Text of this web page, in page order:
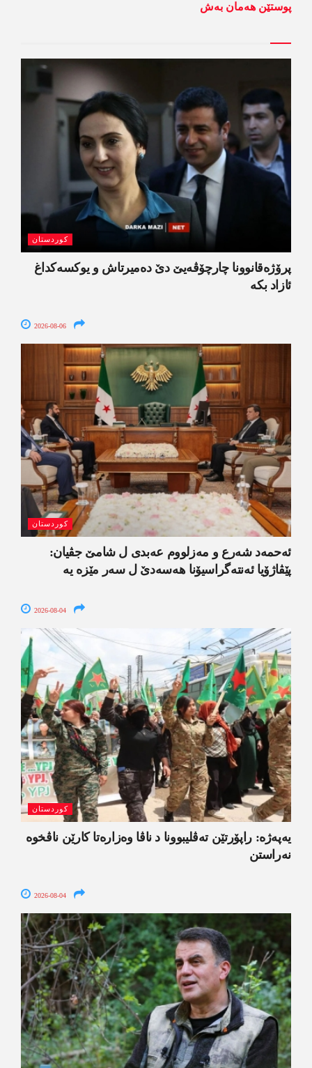
پوستێن ھەمان بەش
کوردستان
پرۆژەقانوونا چارچۆڤەیێ دێ دەمیرتاش و یوکسەکداغ
ئازاد بکە
2026-08-06
کوردستان
ئەحمەد شەرع و مەزلووم عەبدی ل شامێ جڤیان:
پێڤاژۆیا ئەنتەگراسیۆنا ھەسەدێ ل سەر مێزە یە
2026-08-04
کوردستان
یەپەژە: راپۆرتێن تەڤلیبوونا د ناڤا وەزارەتا کارێن ناڤخوە
نەراستن
2026-08-04